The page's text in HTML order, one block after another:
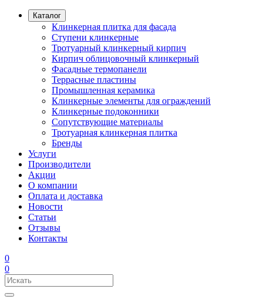
Каталог
Клинкерная плитка для фасада
Ступени клинкерные
Тротуарный клинкерный кирпич
Кирпич облицовочный клинкерный
Фасадные термопанели
Террасные пластины
Промышленная керамика
Клинкерные элементы для ограждений
Клинкерные подоконники
Сопутствующие материалы
Тротуарная клинкерная плитка
Бренды
Услуги
Производители
Акции
О компании
Оплата и доставка
Новости
Статьи
Отзывы
Контакты
0
0